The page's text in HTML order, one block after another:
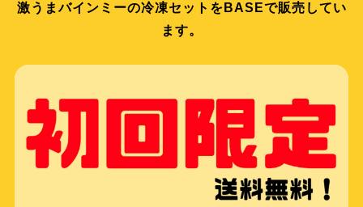
激うまバインミーの冷凍セットをBASEで販売してい
ます。